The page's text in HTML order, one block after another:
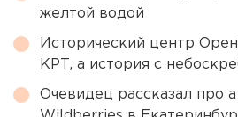
желтой водой
Исторический центр
КРТ, а история с
Очевидец рассказал про